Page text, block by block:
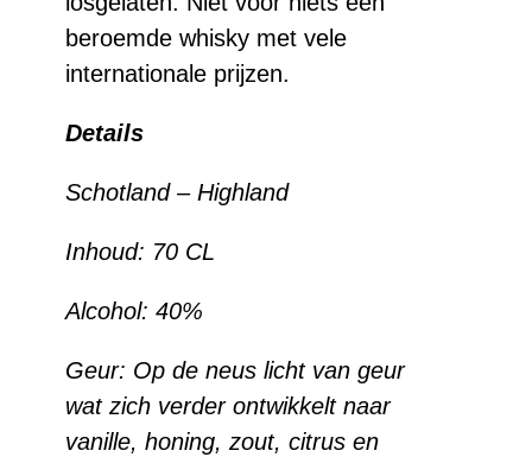
beroemde whisky met vele
internationale prijzen.
Details
Schotland – Highland
Inhoud: 70 CL
Alcohol: 40%
Geur: Op de neus licht van geur
wat zich verder ontwikkelt naar
vanille, honing, zout, citrus en